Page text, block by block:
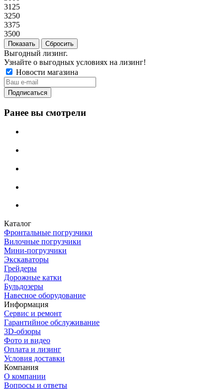
3125
3250
3375
3500
Сбросить
Выгодный лизинг.
Узнайте о выгодных условиях на лизинг!
Новости магазина
Ранее вы смотрели
Каталог
Фронтальные погрузчики
Вилочные погрузчики
Мини-погрузчики
Экскаваторы
Грейдеры
Дорожные катки
Бульдозеры
Навесное оборудование
Информация
Сервис и ремонт
Гарантийное обслуживание
3D-обзоры
Фото и видео
Оплата и лизинг
Условия доставки
Компания
О компании
Вопросы и ответы